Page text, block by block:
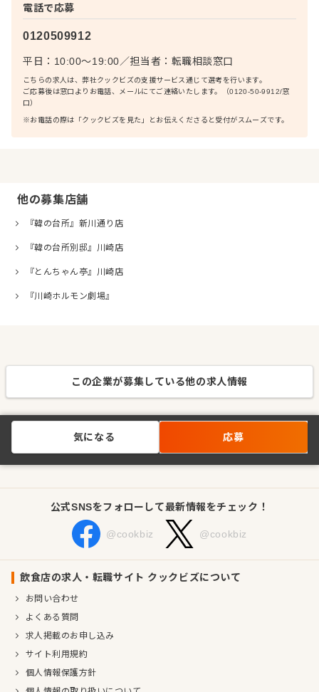
電話で応募
0120509912
平日：10:00〜19:00／担当者： 転職相談窓口
こちらの求人は、弊社クックビズの支援サービス通じて選考を行います。
ご応募後は窓口よりお電話、メールにてご連絡いたします。（0120-50-9912/窓
口）
※お電話の際は「クックビズを見た」とお伝えくださると受付がスムーズです。
他の募集店舗
『韓の台所』新川通り店
『韓の台所別邸』川崎店
『とんちゃん亭』川崎店
『川崎ホルモン劇場』
この企業が募集している他の求人情報
気になる 応募
公式SNSをフォローして最新情報をチェック！
@cookbiz @cookbiz
飲食店の求人・転職サイト クックビズについて
お問い合わせ
よくある質問
求人掲載のお申し込み
サイト利用規約
個人情報保護方針